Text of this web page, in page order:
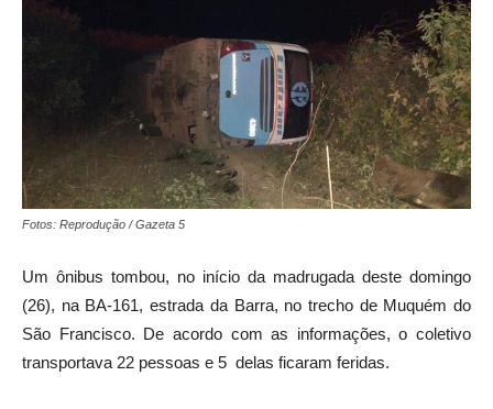
Fotos: Reprodução / Gazeta 5
Um ônibus tombou, no início da madrugada deste domingo
(26), na BA-161, estrada da Barra, no trecho de Muquém do
São Francisco. De acordo com as informações, o coletivo
transportava 22 pessoas e 5 delas ficaram feridas.